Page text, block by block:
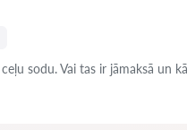
sodu. Vai tas ir jāmaksā un